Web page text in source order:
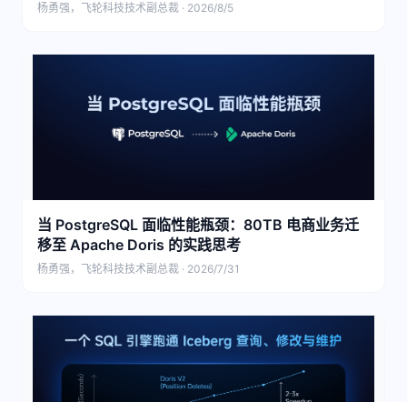
杨勇强，飞轮科技技术副总裁 · 2026/8/5
当 PostgreSQL 面临性能瓶颈：80TB 电商业务迁
移至 Apache Doris 的实践思考
杨勇强，飞轮科技技术副总裁 · 2026/7/31